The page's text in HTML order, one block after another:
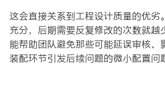
这会直接关系到工程设计质量的优劣
充分，后期需要反复修改的次数就越
能帮助团队避免那些可能延误审核、
装配环节引发后续问题的微小配置问